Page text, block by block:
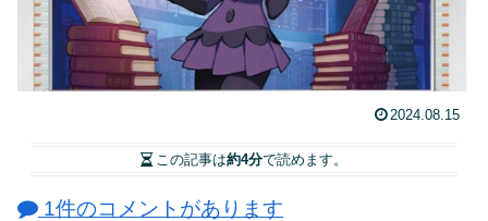
2024.08.15
この記事は約4分で読めます。
1件のコメントがあります